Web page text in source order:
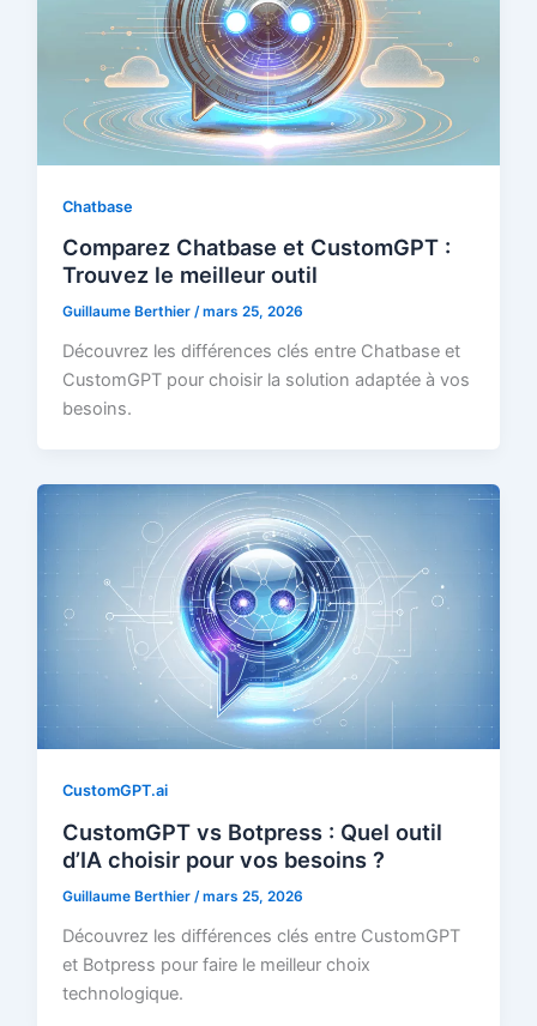
Chatbase
Comparez Chatbase et CustomGPT :
Trouvez le meilleur outil
Guillaume Berthier/mars 25, 2026
Découvrez les différences clés entre Chatbase et
CustomGPT pour choisir la solution adaptée à vos
besoins.
CustomGPT.ai
CustomGPT vs Botpress : Quel outil
d’IA choisir pour vos besoins ?
Guillaume Berthier /mars 25, 2026
Découvrez les différences clés entre CustomGPT
et Botpress pour faire le meilleur choix
technologique.